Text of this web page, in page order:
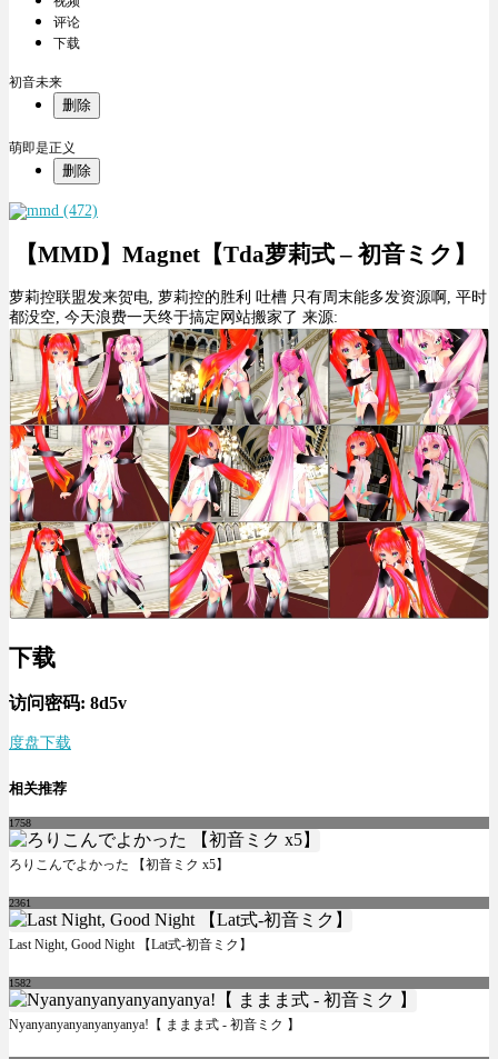
评论
下载
初音未来
删除
萌即是正义
删除
【MMD】Magnet【Tda萝莉式 – 初音ミク】
萝莉控联盟发来贺电, 萝莉控的胜利 吐槽 只有周末能多发资源啊, 平时
都没空, 今天浪费一天终于搞定网站搬家了 来源:
下载
访问密码: 8d5v
度盘下载
相关推荐
1758
ろりこんでよかった 【初音ミク x5】
2361
Last Night, Good Night 【Lat式-初音ミク】
1582
Nyanyanyanyanyanyanya!【 ままま式 - 初音ミク 】